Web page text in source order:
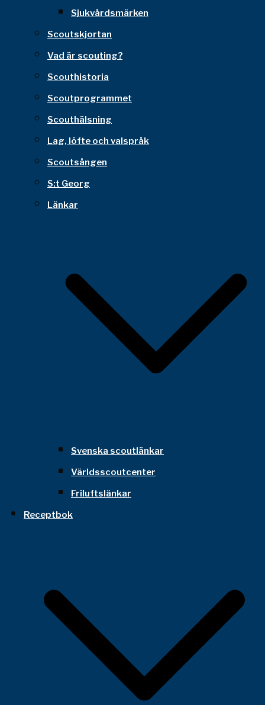
Sjukvårdsmärken
Scoutskjortan
Vad är scouting?
Scouthistoria
Scoutprogrammet
Scouthälsning
Lag, löfte och valspråk
Scoutsången
S:t Georg
Länkar
Svenska scoutlänkar
Världsscoutcenter
Friluftslänkar
Receptbok